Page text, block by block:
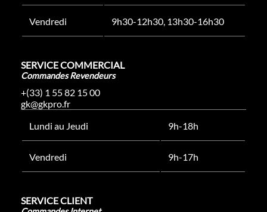
Vendredi 9h30-12h30, 13h30-16h30
SERVICE COMMERCIAL
Commandes Revendeurs
+(33) 1 55 82 15 00
gk@gkpro.fr
Lundi au Jeudi
9h-18h
Vendredi 9h-17h
SERVICE CLIENT